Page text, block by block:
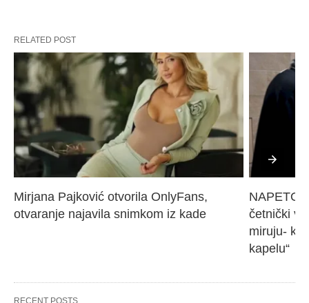
RELATED POST
Mirjana Pajković otvorila OnlyFans,
otvaranje najavila snimkom iz kade
NAPETO
četnički
miruju-
kapelu“
RECENT POSTS